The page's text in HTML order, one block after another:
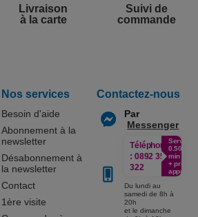
Livraison
à la carte
Suivi de
commande
Nos services
Besoin d'aide
Abonnement à la
newsletter
Désabonnement à
la newsletter
Contact
1ère visite
Contactez-nous
Par
Messenger
Téléphone
: 0892 350
322
Service
0.50€ /
min
+ prix
appel
Du lundi au
samedi de 8h à
20h
et le dimanche